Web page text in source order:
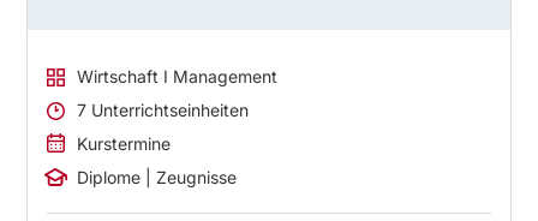
Wirtschaft I Management
7 Unterrichtseinheiten
Kurstermine
Diplome | Zeugnisse